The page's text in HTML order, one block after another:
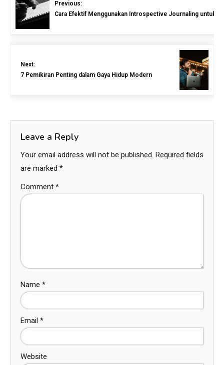
Previous:
Cara Efektif Menggunakan Introspective Journaling untuk
Next:
7 Pemikiran Penting dalam Gaya Hidup Modern
Leave a Reply
Your email address will not be published. Required fields
are marked *
Comment *
Name *
Email *
Website